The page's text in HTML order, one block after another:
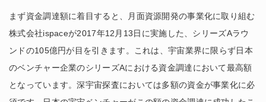
まず資金調達額に着目すると、月面資源開発の事業化に取り組む
株式会社ispaceが2017年12月13日に実施した、シリーズAラウ
ンドの105億円が目を引きます。これは、宇宙業界に限らず日本
のベンチャー企業のシリーズAにおける資金調達において最高額
となっています。深宇宙探査においては多額の資金が事業化に必